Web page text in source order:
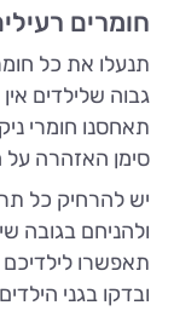
חומרים
תנעלו את כל
גבוה שלילדים
תאחסנו חומרי
סימן האזהרה על
יש להרחיק כל
ולהניחם בגובה
תאפשרו
ובדקו בגני